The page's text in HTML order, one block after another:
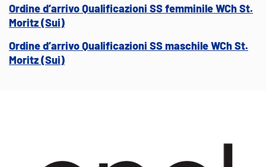
Ordine d’arrivo Qualificazioni SS femminile WCh St.
Moritz (Sui)
Ordine d’arrivo Qualificazioni SS maschile WCh St.
Moritz (Sui)